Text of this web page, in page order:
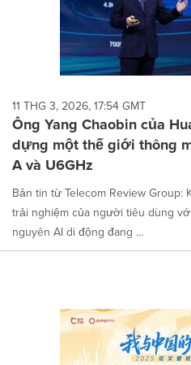
11 THG 3, 2026, 17:54 GMT
Ông Yang Chaobin của
dựng một thế giới thông
A và U6GHz
Bản tin từ Telecom Review Group:
trải nghiệm của người tiêu dùng
nguyên AI di động đang ...